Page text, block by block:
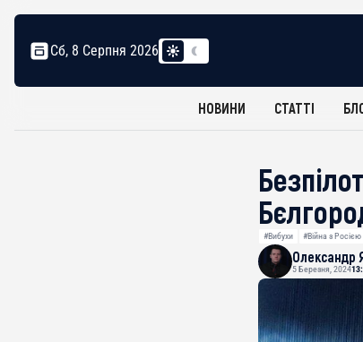
Сб, 8 Серпня 2026
НОВИНИ СТАТТІ
#Вибухи #Війна з Росією
Олександр
5 Березня, 2024